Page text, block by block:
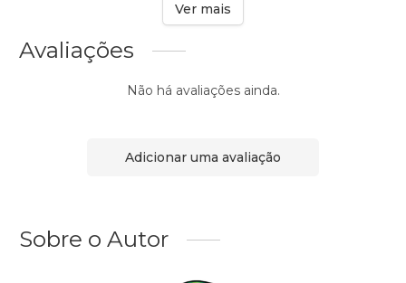
Ver mais
Avaliações
Não há avaliações ainda.
Adicionar uma avaliação
Sobre o Autor